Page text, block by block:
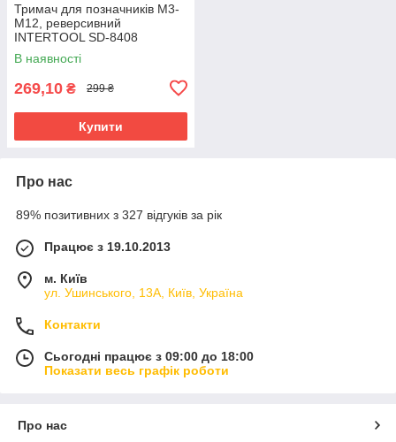
Тримач для позначників M3-
M12, реверсивний
INTERTOOL SD-8408
В наявності
269,10 ₴ 299 ₴
Купити
Про нас
89% позитивних з 327 відгуків за рік
Працює з 19.10.2013
м. Київ
ул. Ушинського, 13А, Київ, Україна
Контакти
Сьогодні працює з 09:00 до 18:00
Показати весь графік роботи
Про нас